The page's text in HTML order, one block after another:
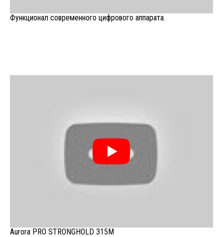
Функционал современного цифрового аппарата.
Aurora PRO STRONGHOLD 315M